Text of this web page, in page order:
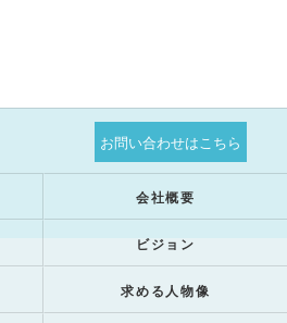
お問い合わせはこちら
会社概要
ビジョン
求める人物像